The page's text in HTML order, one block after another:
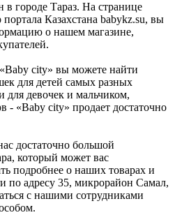
в городе Тараз. На странице
Казахстана babykz.su, вы
о нашем магазине,
city» вы можете найти
для детей самых разных
для девочек и мальчиком,
- «Baby city» продает достаточно
достаточно большой
который может вас
подробнее о наших товарах и
по адресу 35, микрорайон Самал,
с нашими сотрудниками